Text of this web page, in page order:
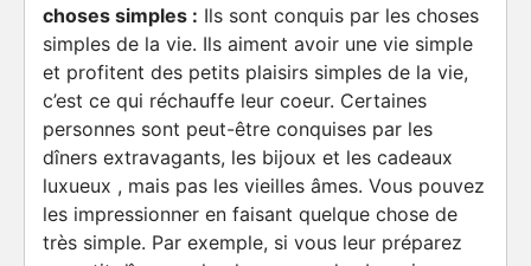
choses simples : Ils sont conquis par les choses
simples de la vie. Ils aiment avoir une vie simple
et profitent des petits plaisirs simples de la vie,
c’est ce qui réchauffe leur coeur. Certaines
personnes sont peut-être conquises par les
dîners extravagants, les bijoux et les cadeaux
luxueux , mais pas les vieilles âmes. Vous pouvez
les impressionner en faisant quelque chose de
très simple. Par exemple, si vous leur préparez